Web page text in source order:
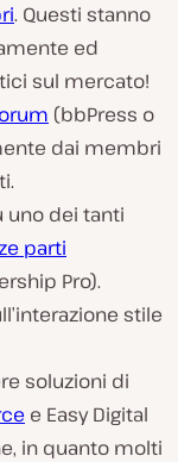
. Questi stanno
ed
sul mercato!
(bbPress o
dai membri
dei tanti
parti
Pro).
stile
soluzioni di
e Easy Digital
in quanto molti